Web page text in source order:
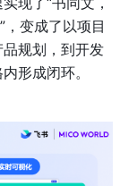
，变成了以项目
规划，到开发
形成闭环。